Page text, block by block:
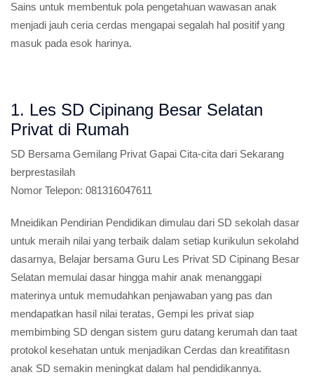
Sains untuk membentuk pola pengetahuan wawasan anak
menjadi jauh ceria cerdas mengapai segalah hal positif yang
masuk pada esok harinya.
1. Les SD Cipinang Besar Selatan
Privat di Rumah
SD Bersama Gemilang Privat Gapai Cita-cita dari Sekarang
berprestasilah
Nomor Telepon: 081316047611
Mneidikan Pendirian Pendidikan dimulau dari SD sekolah dasar
untuk meraih nilai yang terbaik dalam setiap kurikulun sekolahd
dasarnya, Belajar bersama Guru Les Privat SD Cipinang Besar
Selatan memulai dasar hingga mahir anak menanggapi
materinya untuk memudahkan penjawaban yang pas dan
mendapatkan hasil nilai teratas, Gempi les privat siap
membimbing SD dengan sistem guru datang kerumah dan taat
protokol kesehatan untuk menjadikan Cerdas dan kreatifitasn
anak SD semakin meningkat dalam hal pendidikannya.